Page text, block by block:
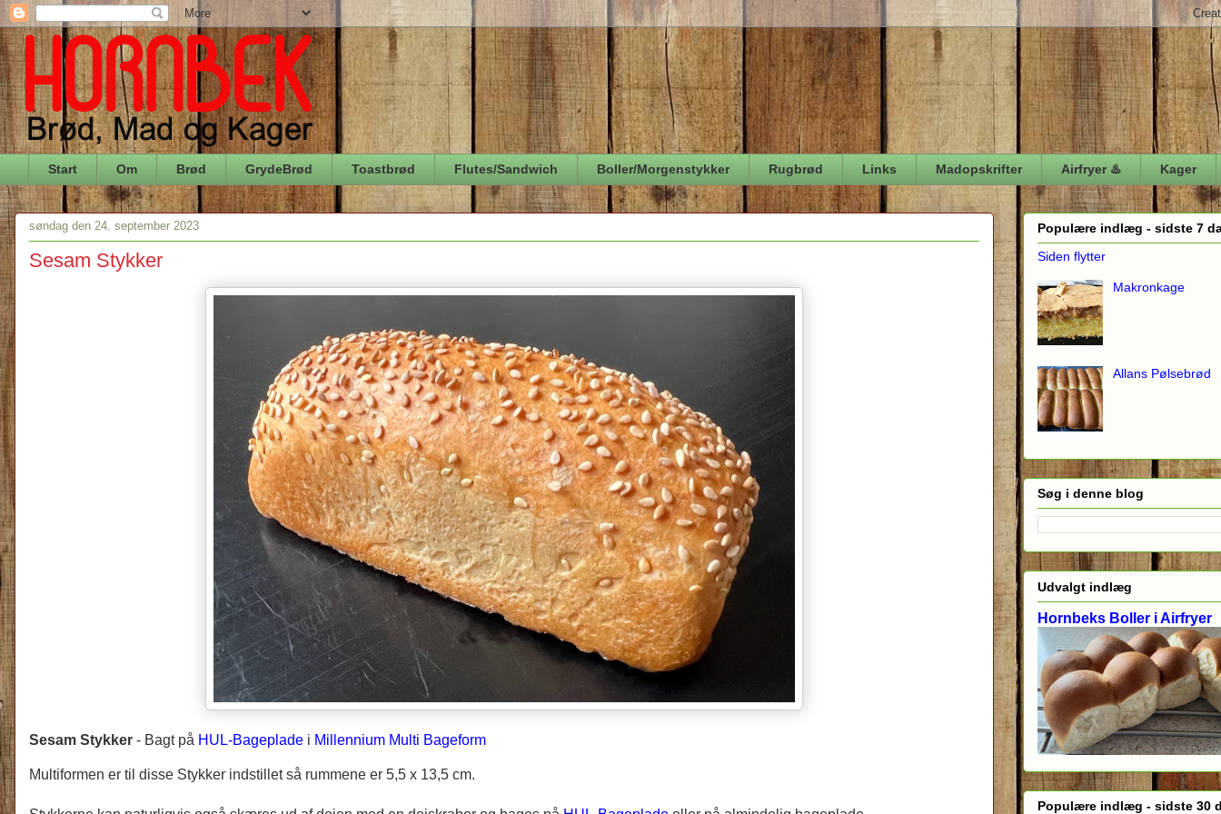
Start Om Brød GrydeBrød Toastbrød Flutes/Sandwich Boller/Morgenstykker Rugbrød Links Madopskrifter Airfryer ♨️ Kager
søndag den 24. september 2023
Sesam Stykker
Sesam Stykker - Bagt på HUL-Bageplade i Millennium Multi Bageform
Multiformen er til disse Stykker indstillet så rummene er 5,5 x 13,5 cm.
Populære indlæg - sidste 7
Siden flytter
Makronkage
Allans Pølsebrød
Søg i denne blog
Udvalgt indlæg
Hornbeks Boller i Airfryer
Populære indlæg - sidste 30